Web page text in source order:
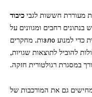
מעוררת חששות לגבי כיבוד
בנתונים רחבים ומגוונים על
ידי טכנולוגיות אלו דורש רגולציה קפדנית כדי למנוע злоות. מחקרים
להוביל לתוצאות שגויות,
במסגרת רגולטורית חזקה.
גם את המורכבות של